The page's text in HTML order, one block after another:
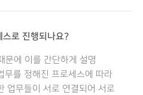
스로 진행되나요?
문에 이를 간단하게 설명
무를 정해진 프로세스에 따라
업무들이 서로 연결되어 서로